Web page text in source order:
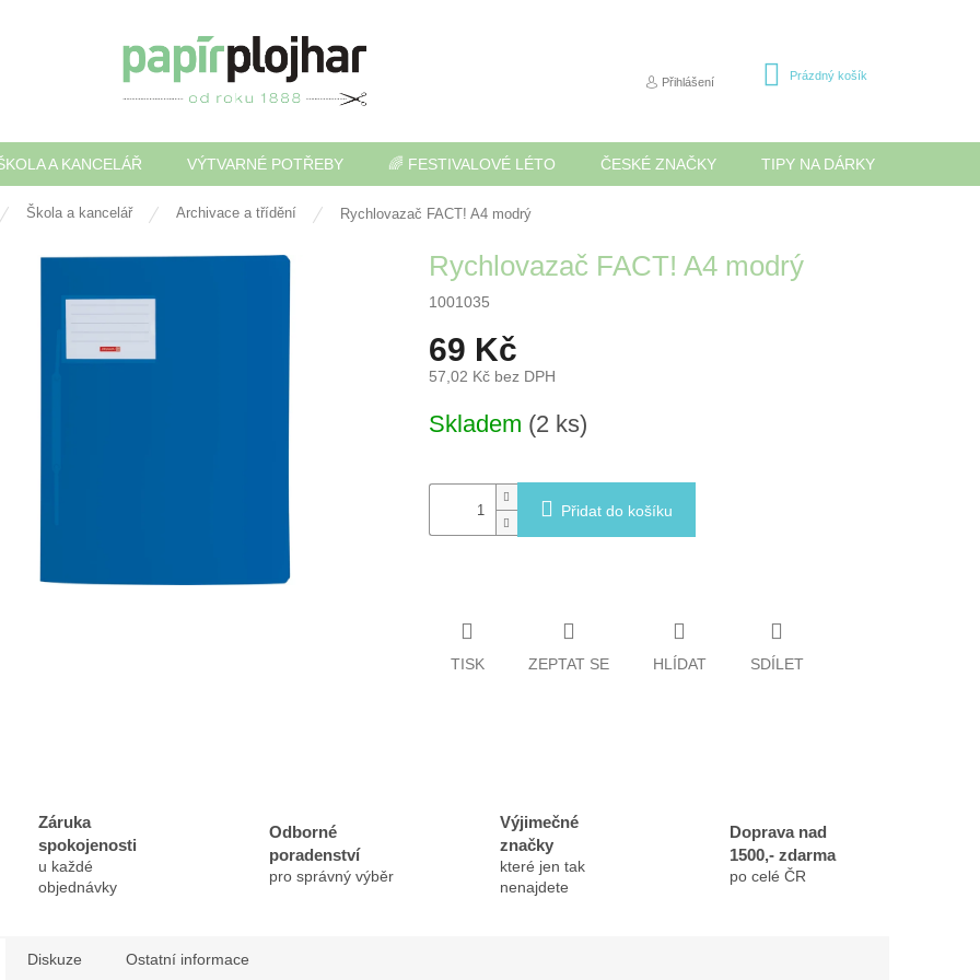
Přihlášení
NÁKUPNÍ
Prázdný košík
A KANCELÁŘ VÝTVARNÉ POTŘEBY 🌈 FESTIVALOVÉ LÉTO ČESKÉ ZNAČKY TIPY NA DÁRKY
Škola a kancelář Archivace a třídění Rychlovazač FACT! A4 modrý
Rychlovazač FACT! A4 modrý
1001035
69 Kč
57,02 Kč bez DPH
cena:
Skladem (2 ks)
Přidat do košíku
TISK ZEPTAT SE HLÍDAT SDÍLET
Záruka
spokojenosti
u každé
objednávky
Odborné
poradenství
pro správný výběr
Výjimečné
značky
které jen tak
nenajdete
Doprava nad
1500,- zdarma
po celé ČR
Diskuze Ostatní informace